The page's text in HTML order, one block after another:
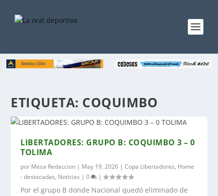
ETIQUETA: COQUIMBO
LIBERTADORES: GRUPO B: COQUIMBO 3 – 0
TOLIMA
por Mesa Redaccion | May 19, 2026 |Copa Libertadores, Home
- destacadas, Noticias |0 |
Por el grupo B donde Nacional quedó eliminado de